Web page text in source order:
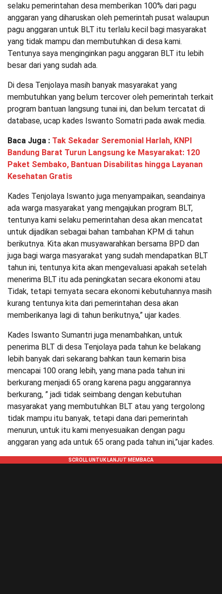
selaku pemerintahan desa memberikan 100% dari pagu
anggaran yang diharuskan oleh pemerintah pusat walaupun
pagu anggaran untuk BLT itu terlalu kecil bagi masyarakat
yang tidak mampu dan membutuhkan di desa kami.
Tentunya saya menginginkan pagu anggaran BLT itu lebih
besar dari yang sudah ada.
Di desa Tenjolaya masih banyak masyarakat yang
membutuhkan yang belum tercover oleh pemerintah terkait
program bantuan langsung tunai ini, dan belum tercatat di
database, ucap kades Iswanto Somatri pada awak media.
Baca Juga : Tak Sekadar Seremonial Harlah, KNPI
Bandung Barat Turun Langsung ke Masyarakat: 120
Paket Sembako, Bantuan Disabilitas hingga Layanan
Kesehatan Gratis
Kades Tenjolaya Iswanto juga menyampaikan, seandainya
ada warga masyarakat yang mengajukan program BLT,
tentunya kami selaku pemerintahan desa akan mencatat
untuk dijadikan sebagai bahan tambahan KPM di tahun
berikutnya. Kita akan musyawarahkan bersama BPD dan
juga bagi warga masyarakat yang sudah mendapatkan BLT
tahun ini, tentunya kita akan mengevaluasi apakah setelah
menerima BLT itu ada peningkatan secara ekonomi atau
Tidak, tetapi ternyata secara ekonomi kebutuhannya masih
kurang tentunya kita dari pemerintahan desa akan
memberikanya lagi di tahun berikutnya,” ujar kades.
Kades Iswanto Sumantri juga menambahkan, untuk
penerima BLT di desa Tenjolaya pada tahun ke belakang
lebih banyak dari sekarang bahkan taun kemarin bisa
mencapai 100 orang lebih, yang mana pada tahun ini
berkurang menjadi 65 orang karena pagu anggarannya
berkurang, ” jadi tidak seimbang dengan kebutuhan
masyarakat yang membutuhkan BLT atau yang tergolong
tidak mampu itu banyak, tetapi dana dari pemerintah
menurun, untuk itu kami menyesuaikan dengan pagu
anggaran yang ada untuk 65 orang pada tahun ini,”ujar kades.